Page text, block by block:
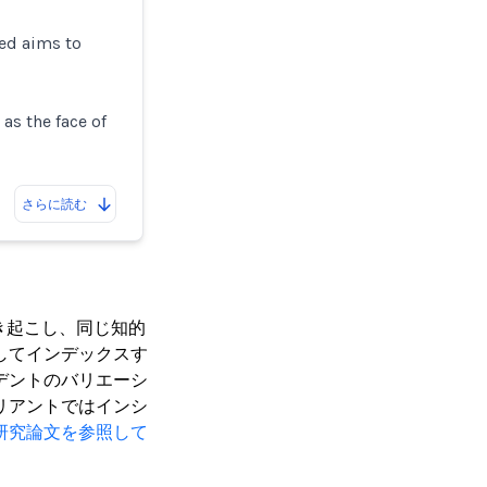
aims to
the face of
さらに読む
起こし、同じ知的
てインデックスす
ントのバリエーシ
アントではインシ
究論文を参照して